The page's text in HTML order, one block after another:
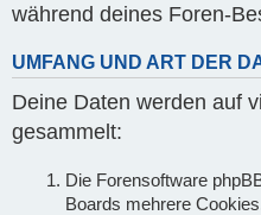
während deines Foren-
UMFANG UND ART DER
Deine Daten werden auf
gesammelt:
Die Forensoftware
Boards mehrere